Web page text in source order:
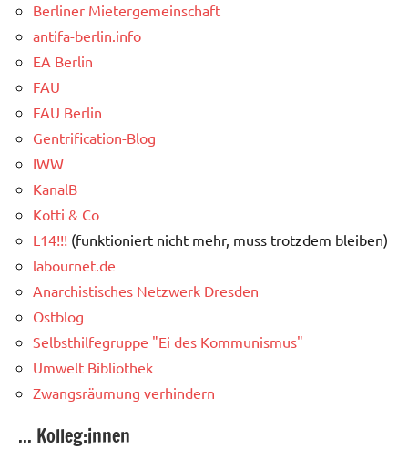
Berliner Mietergemeinschaft
antifa-berlin.info
EA Berlin
FAU
FAU Berlin
Gentrification-Blog
IWW
KanalB
Kotti & Co
L14!!! (funktioniert nicht mehr, muss trotzdem bleiben)
labournet.de
Anarchistisches Netzwerk Dresden
Ostblog
Selbsthilfegruppe "Ei des Kommunismus"
Umwelt Bibliothek
Zwangsräumung verhindern
... Kolleg:innen